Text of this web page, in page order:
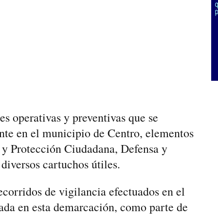
operativas y preventivas que se
en el municipio de Centro, elementos
Protección Ciudadana, Defensa y
cartuchos útiles.
de vigilancia efectuados en el
en esta demarcación, como parte de